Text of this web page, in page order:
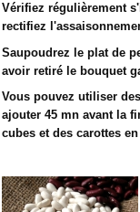
Vérifiez régulièrement
rectifiez
Saupoudrez le plat de
avoir retiré le bouquet
Vous pouvez utiliser
ajouter 45 mn avant la
cubes et des carottes